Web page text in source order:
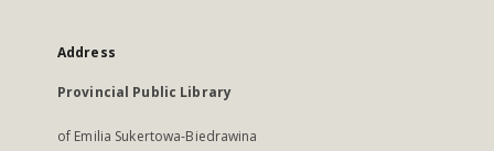
Address
Provincial Public Library
of Emilia Sukertowa-Biedrawina